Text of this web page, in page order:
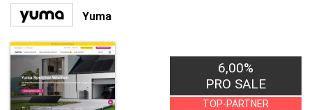
Yuma
6,00%
PRO SALE
TOP-PARTNER